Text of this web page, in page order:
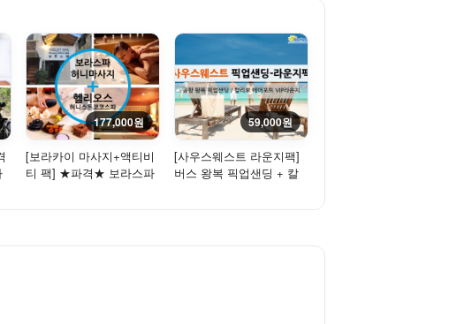
177,000원
[보라카이 마사지+액티비
티 팩] ★파격★ 보라스파
59,000원
[사우스웨스트 라운지팩]
버스 왕복 픽업샌딩 + 칼